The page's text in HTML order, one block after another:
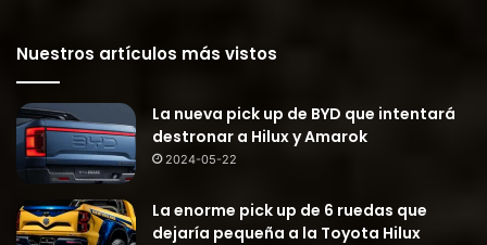
Nuestros artículos más vistos
La nueva pick up de BYD que intentará
destronar a Hilux y Amarok
2024-05-22
La enorme pick up de 6 ruedas que
dejaría pequeña a la Toyota Hilux